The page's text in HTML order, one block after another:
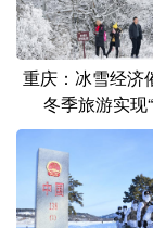
浙江
山东
广东
四川
陕西
重庆：冰雪经济
冬季旅游实现